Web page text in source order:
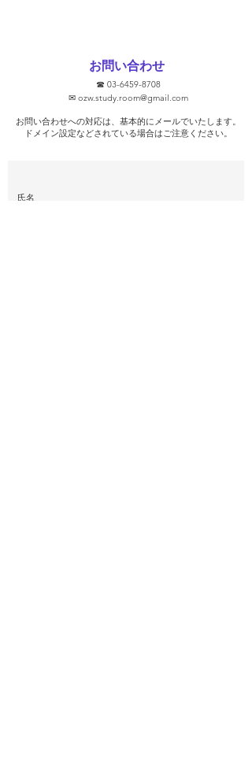
お問い合わせ
☎ 03-6459-8708
✉ ozw.study.room@gmail.com
お問い合わせへの対応は、基本的にメールでいたします。
​ドメイン設定などされている場合はご注意ください。